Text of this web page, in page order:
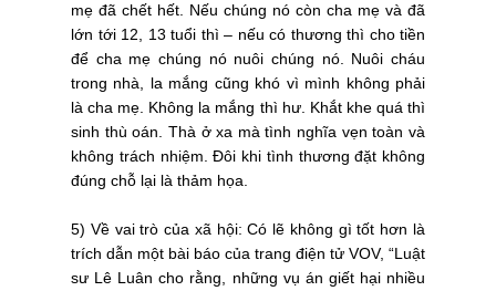
mẹ đã chết hết. Nếu chúng nó còn cha mẹ và đã
lớn tới 12, 13 tuổi thì – nếu có thương thì cho tiền
để cha mẹ chúng nó nuôi chúng nó. Nuôi cháu
trong nhà, la mắng cũng khó vì mình không phải
là cha mẹ. Không la mắng thì hư. Khắt khe quá thì
sinh thù oán. Thà ở xa mà tình nghĩa vẹn toàn và
không trách nhiệm. Đôi khi tình thương đặt không
đúng chỗ lại là thảm họa.
5) Về vai trò của xã hội: Có lẽ không gì tốt hơn là
trích dẫn một bài báo của trang điện tử VOV, “Luật
sư Lê Luân cho rằng, những vụ án giết hại nhiều